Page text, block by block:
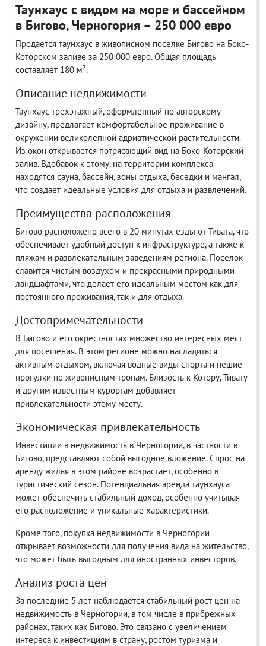
Таунхаус с видом на море и бассейном
в Бигово, Черногория – 250 000 евро
Продается таунхаус в живописном поселке Бигово на Боко-
Которском заливе за 250 000 евро. Общая площадь
составляет 180 м².
Описание недвижимости
Таунхаус трехэтажный, оформленный по авторскому
дизайну, предлагает комфортабельное проживание в
окружении великолепной адриатической растительности.
Из окон открывается потрясающий вид на Боко-Которский
залив. Вдобавок к этому, на территории комплекса
находятся сауна, бассейн, зоны отдыха, беседки и мангал,
что создает идеальные условия для отдыха и развлечений.
Преимущества расположения
Бигово расположено всего в 20 минутах езды от Тивата, что
обеспечивает удобный доступ к инфраструктуре, а также к
пляжам и развлекательным заведениям региона. Поселок
славится чистым воздухом и прекрасными природными
ландшафтами, что делает его идеальным местом как для
постоянного проживания, так и для отдыха.
Достопримечательности
В Бигово и его окрестностях множество интересных мест
для посещения. В этом регионе можно насладиться
активным отдыхом, включая водные виды спорта и пешие
прогулки по живописным тропам. Близость к Котору, Тивату
и другим известным курортам добавляет
привлекательности этому месту.
Экономическая привлекательность
Инвестиции в недвижимость в Черногории, в частности в
Бигово, представляют собой выгодное вложение. Спрос на
аренду жилья в этом районе возрастает, особенно в
туристический сезон. Потенциальная аренда таунхауса
может обеспечить стабильный доход, особенно учитывая
его расположение и уникальные характеристики.
Кроме того, покупка недвижимости в Черногории
открывает возможности для получения вида на жительство,
что может быть выгодным для иностранных инвесторов.
Анализ роста цен
За последние 5 лет наблюдается стабильный рост цен на
недвижимость в Черногории, в том числе в прибрежных
районах, таких как Бигово. Это связано с увеличением
интереса к инвестициям в страну, ростом туризма и